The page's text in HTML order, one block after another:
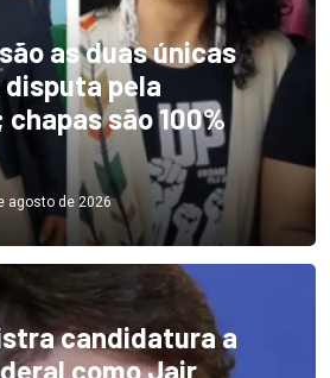
as duas únicas
pela
são 100%
agosto de 2026
candidatura a
como Jair